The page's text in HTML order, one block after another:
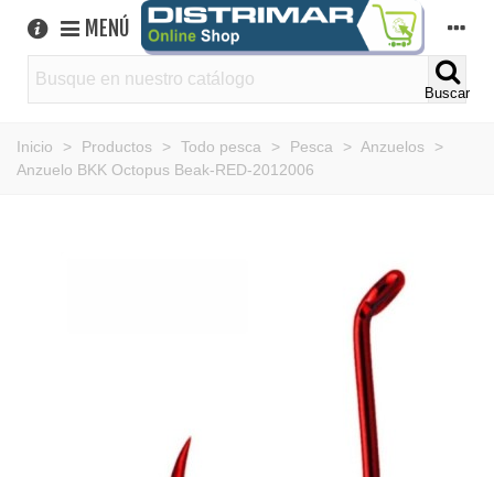
MENÚ
Buscar
Inicio > Productos > Todo pesca > Pesca > Anzuelos
>
Anzuelo BKK Octopus Beak-RED-2012006